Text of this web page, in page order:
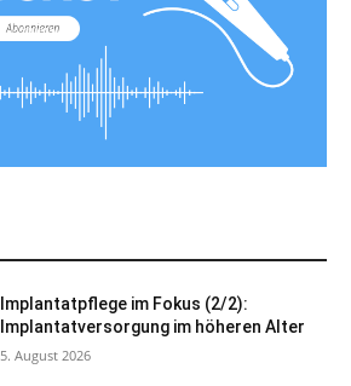
Implantatpflege im Fokus (2/2):
Implantatversorgung im höheren Alter
5. August 2026